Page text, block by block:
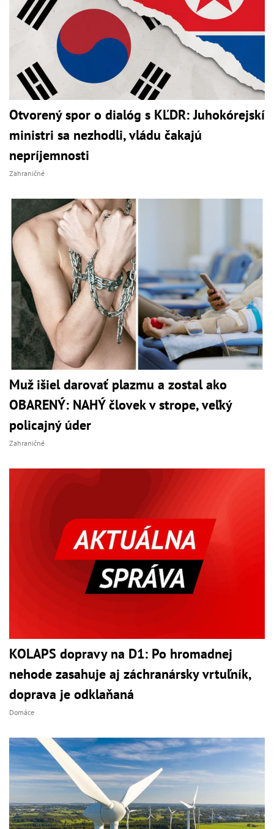
Otvorený spor o dialóg s KĽDR: Juhokórejskí
ministri sa nezhodli, vládu čakajú
nepríjemnosti
Zahraničné
Muž išiel darovať plazmu a zostal ako
OBARENÝ: NAHÝ človek v strope, veľký
policajný úder
Zahraničné
KOLAPS dopravy na D1: Po hromadnej
nehode zasahuje aj záchranársky vrtuľník,
doprava je odklaňaná
Domáce